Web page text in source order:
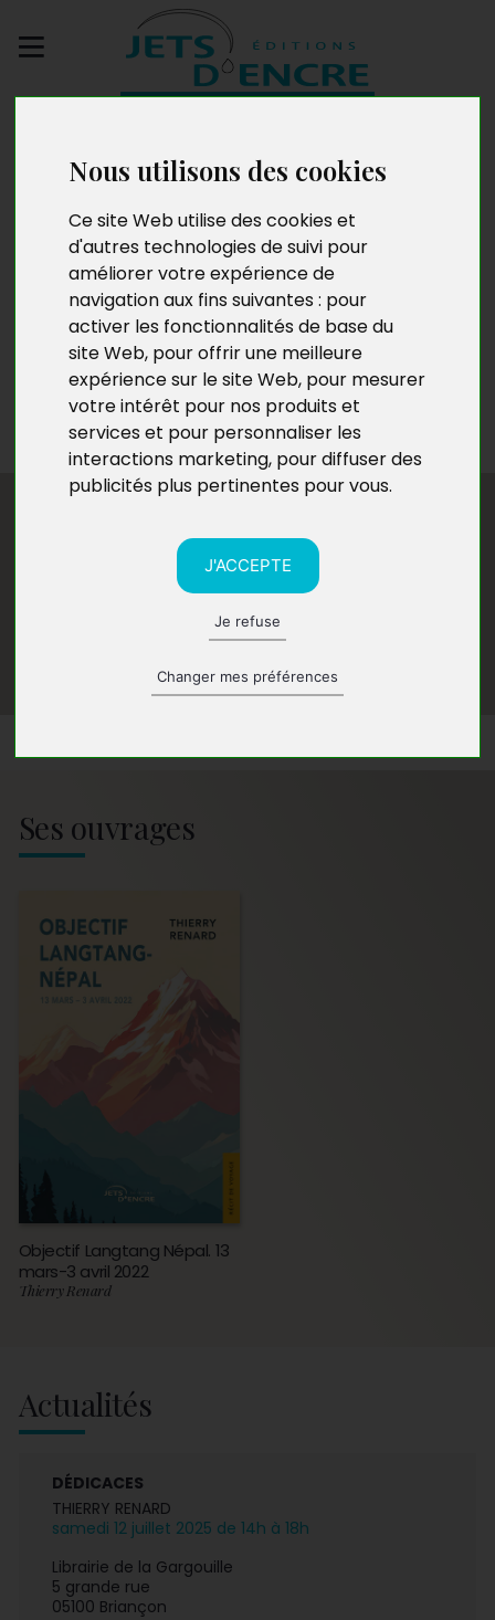
Nous utilisons des cookies
Ce site Web utilise des cookies et
d'autres technologies de suivi pour
améliorer votre expérience de
navigation aux fins suivantes : pour
activer les fonctionnalités de base du
site Web, pour offrir une meilleure
expérience sur le site Web, pour mesurer
votre intérêt pour nos produits et
services et pour personnaliser les
interactions marketing, pour diffuser des
publicités plus pertinentes pour vous.
J'ACCEPTE
Je refuse
Changer mes préférences
Thierry Renard
Professeur d’EPS depuis 1982, Thierry Renard, passionné
d’activités de pleine nature, a mené une carrière
engagée marquée par des projets éducatifs et
sportifs d’envergure. Lauréat du prix Éthique et sport
scolaire du Sénat et de l’UNSS, il œuvre pour
transmettre confiance et réussite à ses élèves.
Ses ouvrages
Objectif Langtang Népal. 13
mars-3 avril 2022
Thierry Renard
Actualités
DÉDICACES
THIERRY RENARD
samedi 12 juillet 2025 de 14h à 18h
Librairie de la Gargouille
5 grande rue
05100 Briançon